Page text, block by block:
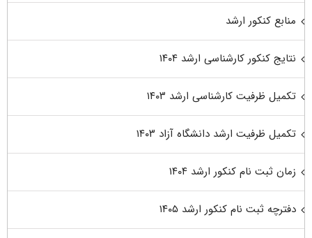
منابع کنکور ارشد
نتایج کنکور کارشناسی ارشد ۱۴۰۴
تکمیل ظرفیت کارشناسی ارشد ۱۴۰۳
تکمیل ظرفیت ارشد دانشگاه آزاد ۱۴۰۳
زمان ثبت نام کنکور ارشد ۱۴۰۴
دفترچه ثبت نام کنکور ارشد ۱۴۰۵